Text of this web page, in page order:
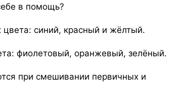
в помощь?
синий, красный и жёлтый.
фиолетовый, оранжевый, зелёный.
при смешивании первичных и